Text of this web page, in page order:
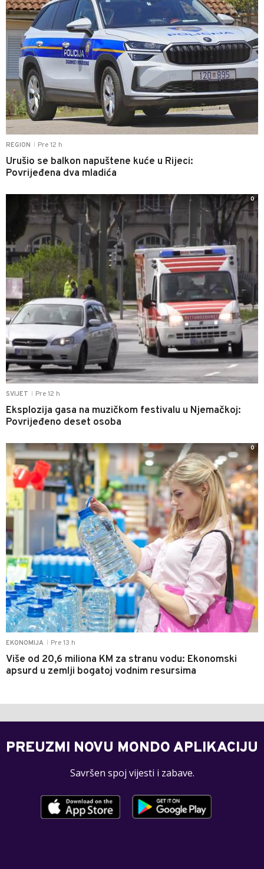
REGION Pre 12 h
Urušio se balkon napuštene kuće u Rijeci:
Povrijeđena dva mladića
SVIJET Pre 12 h
Eksplozija gasa na muzičkom festivalu u Njemačkoj:
Povrijeđeno deset osoba
0
EKONOMIJA Pre 13 h
Više od 20,6 miliona KM za stranu vodu: Ekonomski
apsurd u zemlji bogatoj vodnim resursima
0
PREUZMI NOVU MONDO APLIKACIJU
Savršen spoj vijesti i zabave.